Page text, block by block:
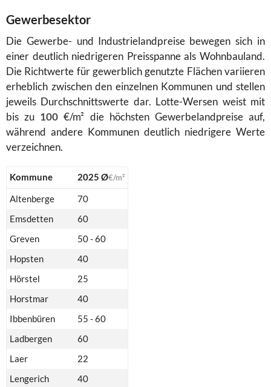
Gewerbesektor
Die Gewerbe- und Industrielandpreise bewegen sich in
einer deutlich niedrigeren Preisspanne als Wohnbauland.
Die Richtwerte für gewerblich genutzte Flächen variieren
erheblich zwischen den einzelnen Kommunen und stellen
jeweils Durchschnittswerte dar. Lotte-Wersen weist mit
bis zu 100 €/m² die höchsten Gewerbelandpreise auf,
während andere Kommunen deutlich niedrigere Werte
verzeichnen.
Kommune 2025 Ø€/m²
Altenberge
70
Emsdetten
60
Greven
50 - 60
Hopsten
40
Hörstel
25
Horstmar
40
Ibbenbüren
55 - 60
Ladbergen
60
Laer
22
Lengerich
40